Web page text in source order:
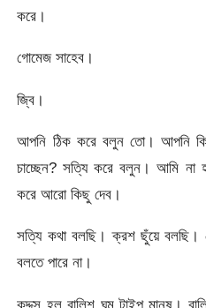
করে।
গোমেজ সাহেব।
জ্বি।
আপনি ঠিক করে বলুন তো। আপনি কি
চাচ্ছেন? সত্যি করে বলুন। আমি না
করে আরো কিছু দেব।
সত্যি কথা বলছি। ক্রশ ছুঁয়ে বলছি।
বলতে পারে না।
কুদ্দুস হল বালিশ ঘুম টাইপ মানুষ।